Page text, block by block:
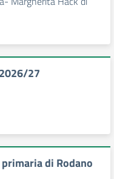
27
di Rodano